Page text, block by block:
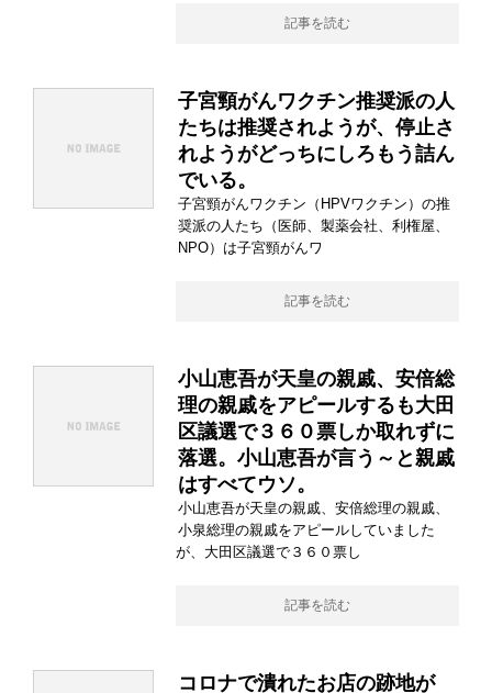
記事を読む
子宮頸がんワクチン推奨派の人
たちは推奨されようが、停止さ
れようがどっちにしろもう詰ん
でいる。
子宮頸がんワクチン（HPVワクチン）の推
奨派の人たち（医師、製薬会社、利権屋、
NPO）は子宮頸がんワ
記事を読む
小山恵吾が天皇の親戚、安倍総
理の親戚をアピールするも大田
区議選で３６０票しか取れずに
落選。小山恵吾が言う～と親戚
はすべてウソ。
小山恵吾が天皇の親戚、安倍総理の親戚、
小泉総理の親戚をアピールしていました
が、大田区議選で３６０票し
記事を読む
コロナで潰れたお店の跡地が